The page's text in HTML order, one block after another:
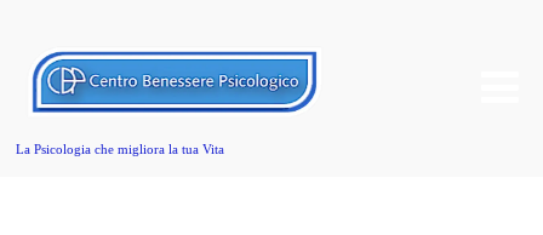
La Psicologia che migliora la tua Vita